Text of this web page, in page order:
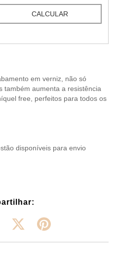
CALCULAR
em verniz, não só
também aumenta a resistência
free, perfeitos para todos os
disponíveis para envio